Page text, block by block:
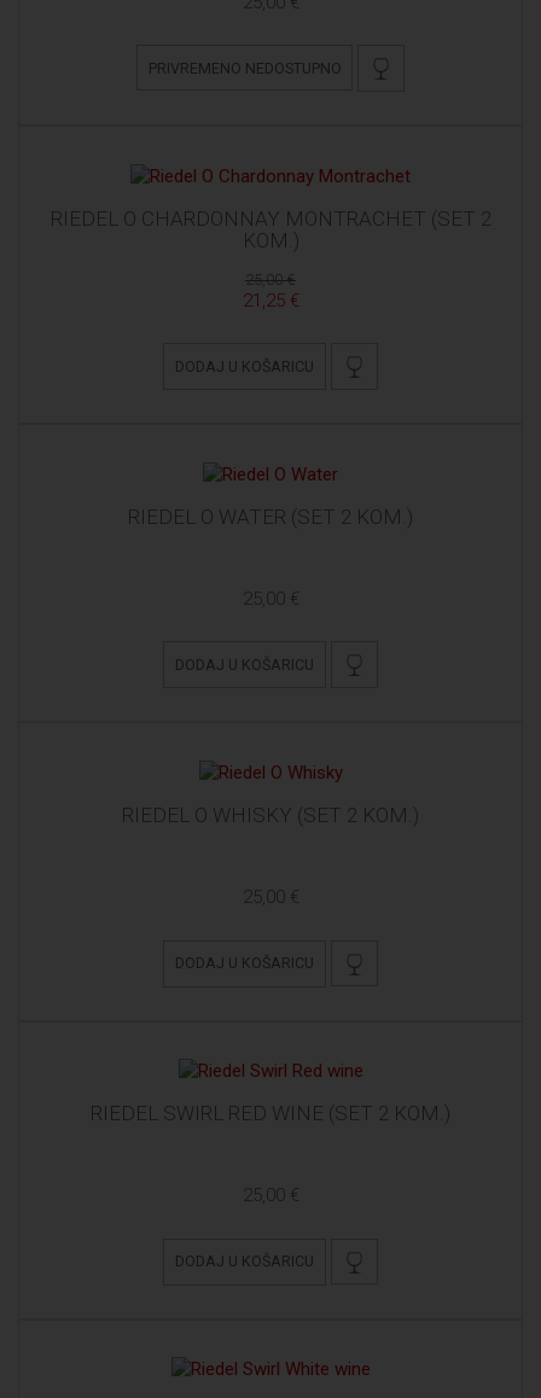
PRIVREMENO NEDOSTUPNO
RIEDEL O CHARDONNAY MONTRACHET (SET 2
KOM.)
25,00 €
21,25 €
DODAJ U KOŠARICU
RIEDEL O WATER (SET 2 KOM.)
25,00 €
DODAJ U KOŠARICU
RIEDEL O WHISKY (SET 2 KOM.)
25,00 €
DODAJ U KOŠARICU
RIEDEL SWIRL RED WINE (SET 2 KOM.)
25,00 €
DODAJ U KOŠARICU